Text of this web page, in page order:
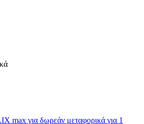
max για δωρεάν μεταφορικά για 1